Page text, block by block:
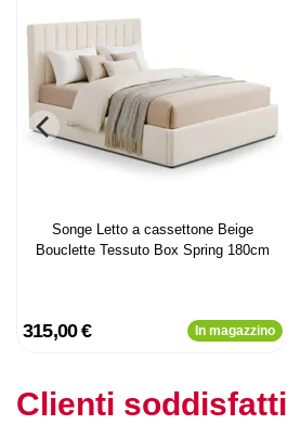
Songe Letto a cassettone Beige
Bouclette Tessuto Box Spring 180cm
315,00 € In magazzino
Clienti soddisfatti